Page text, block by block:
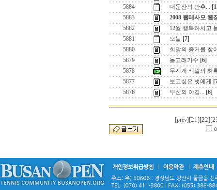
5884
대둔산의 만추...
5883
2008 웹테사모 웹
5882
12월 행복하시고
5881
오늘 [7]
5880
희망의 증거를 찾
5879
돌고래가수 [6]
5878
무지개 색깔의 하
5877
보고싶은 벗에게
5876
부산의 야경... [6]
[prev] [21][22]